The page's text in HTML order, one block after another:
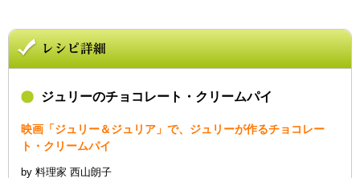
ジュリーのチョコレート・クリームパイ
映画「ジュリー＆ジュリア」で、ジュリーが作るチョコレー
ト・クリームパイ
by 料理家 西山朗子